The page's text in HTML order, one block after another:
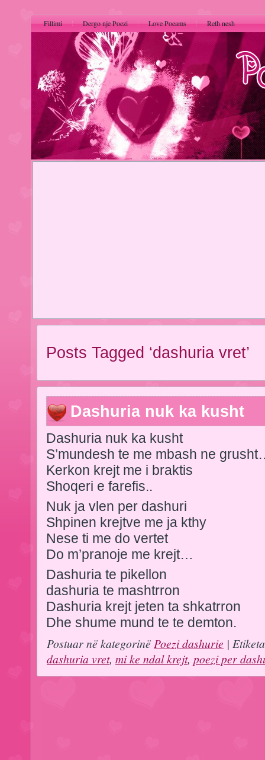
Fillimi Dergo nje Poezi Love Poeams Reth nesh
Posts Tagged ‘dashuria vret’
Dashuria nuk ka kusht
Dashuria nuk ka kusht
S’mundesh te me mbash ne
Kerkon krejt me i braktis
Shoqeri e farefis..
Nuk ja vlen per dashuri
Shpinen krejtve me ja kthy
Nese ti me do vertet
Do m’pranoje me krejt…
Dashuria te pikellon
dashuria te mashtrron
Dashuria krejt jeten ta shkatrron
Dhe shume mund te te demton.
Postuar në kategorinë Poezi dashurie |
dashuria vret, mi ke ndal krejt, poezi per